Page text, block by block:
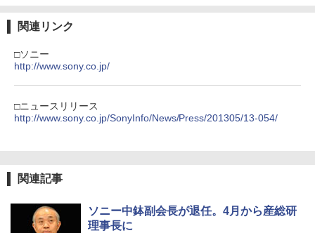
関連リンク
□ソニー
http://www.sony.co.jp/
□ニュースリリース
http://www.sony.co.jp/SonyInfo/News/Press/201305/13-054/
関連記事
ソニー中鉢副会長が退任。4月から産総研
理事長に